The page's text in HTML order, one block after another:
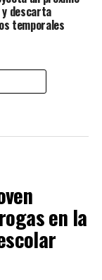
y descarta
temporales
en la